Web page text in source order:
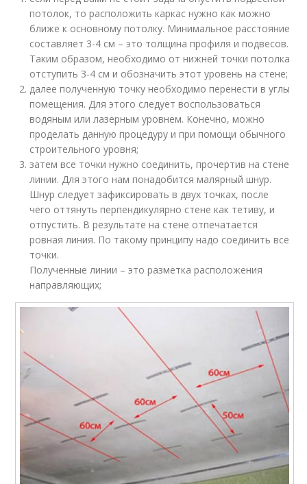
потолок, то расположить каркас нужно как можно
ближе к основному потолку. Минимальное расстояние
составляет 3-4 см – это толщина профиля и подвесов.
Таким образом, необходимо от нижней точки потолка
отступить 3-4 см и обозначить этот уровень на стене;
далее полученную точку необходимо перенести в углы
помещения. Для этого следует воспользоваться
водяным или лазерным уровнем. Конечно, можно
проделать данную процедуру и при помощи обычного
строительного уровня;
затем все точки нужно соединить, прочертив на стене
линии. Для этого нам понадобится малярный шнур.
Шнур следует зафиксировать в двух точках, после
чего оттянуть перпендикулярно стене как тетиву, и
отпустить. В результате на стене отпечатается
ровная линия. По такому принципу надо соединить все
точки.
Полученные линии – это разметка расположения
направляющих;